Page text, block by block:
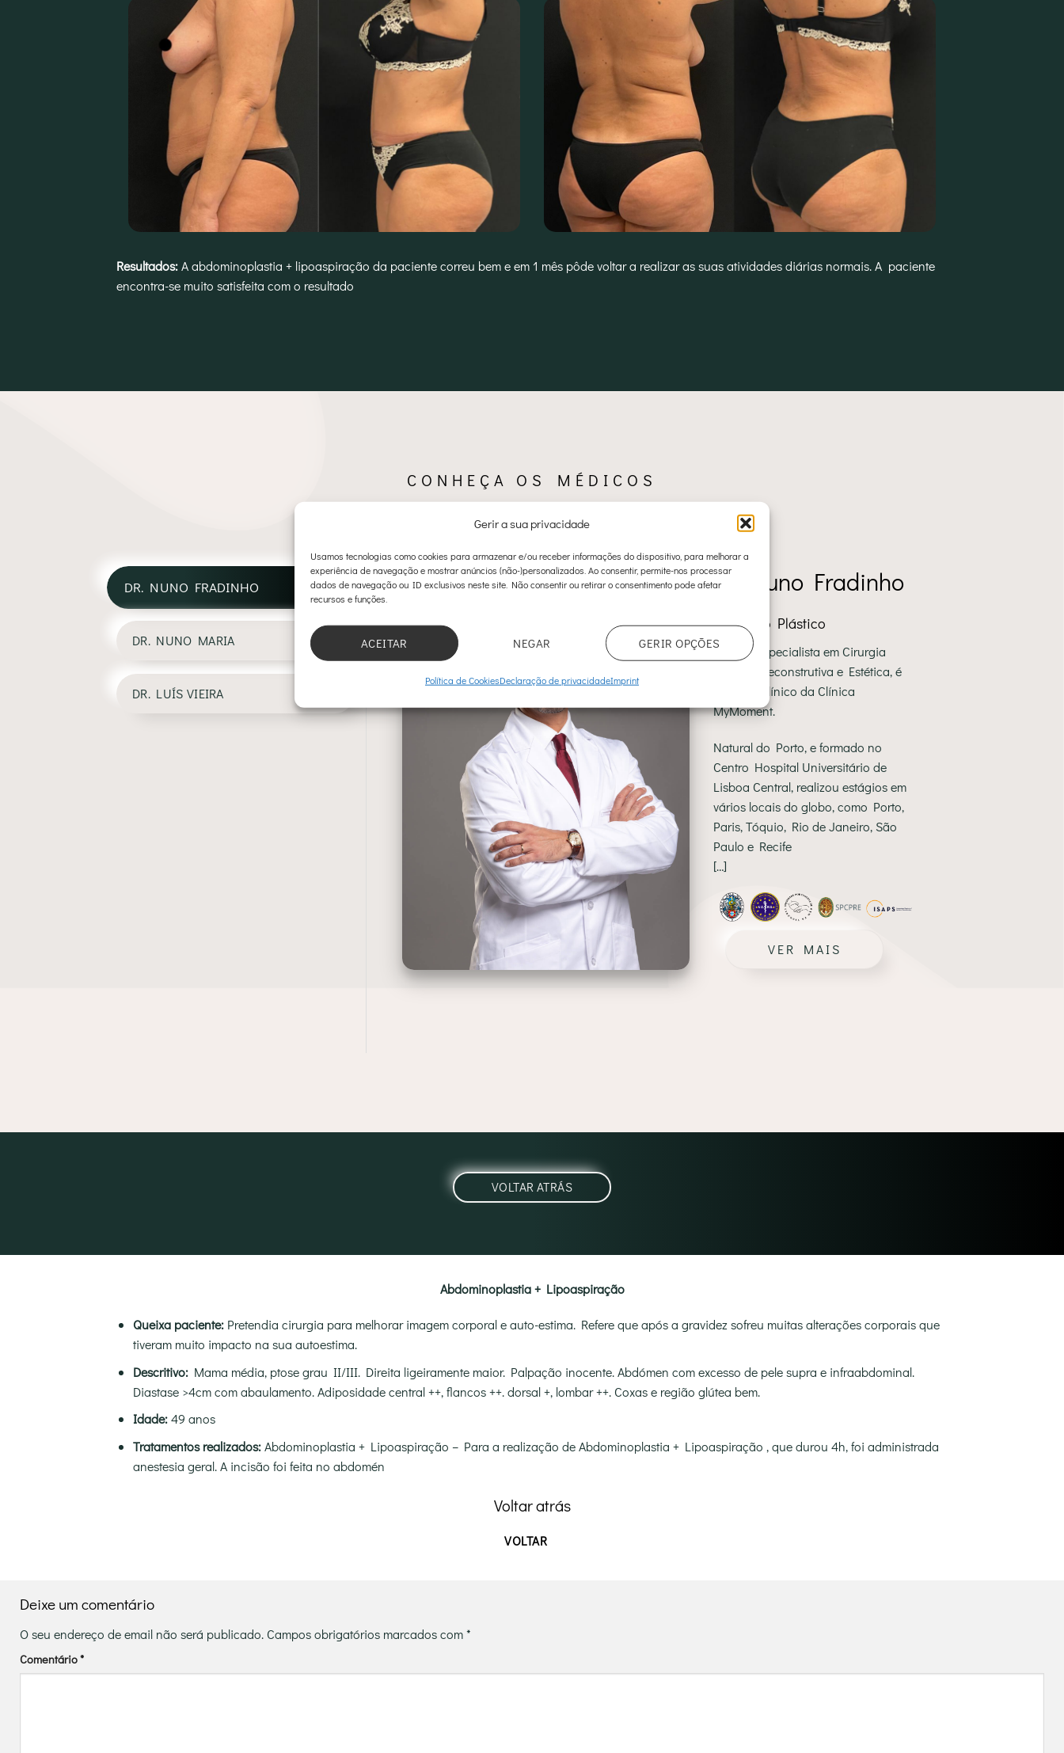
Gerir a sua privacidade
Usamos tecnologias como cookies para armazenar e/ou receber informações do dispositivo, para melhorar a
experiência de navegação e mostrar anúncios (não-)personalizados. Ao consentir, permite-nos processar
dados de navegação ou ID exclusivos neste site. Não consentir ou retirar o consentimento pode afetar
recursos e funções.
ACEITAR NEGAR GERIR OPÇÕES
Política de CookiesDeclaração de privacidadeImprint
Resultados:A abdominoplastia + lipoaspiração da paciente correu bem e em 1 mês pôde voltar a realizar as suas atividades diárias normais. A paciente
encontra-se muito satisfeita com o resultado
CONHEÇA OS MÉDICOS
De Abdominoplastia
DR. NUNO FRADINHO
DR. NUNO MARIA
DR. LUÍS VIEIRA
Dr. Nuno Fradinho
Cirurgião Plástico
Médico especialista em Cirurgia
Plástica Reconstrutiva e Estética, é
o diretor clínico da Clínica
MyMoment.
Natural do Porto, e formado no
Centro Hospital Universitário de
Lisboa Central, realizou estágios em
vários locais do globo, como Porto,
Paris, Tóquio, Rio de Janeiro, São
Paulo e Recife
[…]
VER MAIS
Abdominoplastia + Lipoaspiração
Queixa paciente: Pretendia cirurgia para melhorar imagem corporal e auto-estima. Refere que após a gravidez sofreu muitas alterações corporais que
tiveram muito impacto na sua autoestima.
Descritivo:Mama média, ptose grau II/III. Direita ligeiramente maior. Palpação inocente. Abdómen com excesso de pele supra e infraabdominal.
Diastase >4cm com abaulamento. Adiposidade central ++, flancos ++. dorsal +, lombar ++. Coxas e região glútea bem.
Idade:49 anos
Tratamentos realizados:Abdominoplastia + Lipoaspiração – Para a realização de Abdominoplastia + Lipoaspiração , que durou 4h, foi administrada
anestesia geral. A incisão foi feita no abdomén
Voltar atrás
Deixe um comentário
O seu endereço de email não será publicado.Campos obrigatórios marcados com*
Comentário*